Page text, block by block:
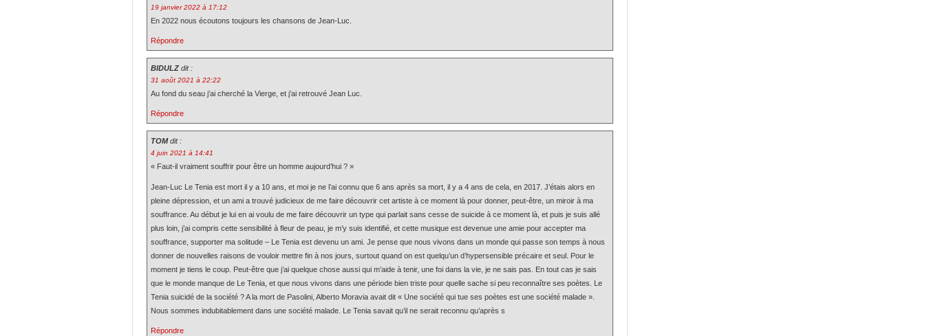
19 janvier 2022 à 17:12
En 2022 nous écoutons toujours les chansons de Jean-Luc.
Répondre
BIDULZ dit :
31 août 2021 à 22:22
Au fond du seau j’ai cherché la Vierge, et j’ai retrouvé Jean Luc.
Répondre
TOM dit :
4 juin 2021 à 14:41
« Faut-il vraiment souffrir pour être un homme aujourd’hui ? »
Jean-Luc Le Tenia est mort il y a 10 ans, et moi je ne l’ai connu que 6 ans après sa mort, il y a 4 ans de cela, en 2017. J’étais alors en
pleine dépression, et un ami a trouvé judicieux de me faire découvrir cet artiste à ce moment là pour donner, peut-être, un miroir à ma
souffrance. Au début je lui en ai voulu de me faire découvrir un type qui parlait sans cesse de suicide à ce moment là, et puis je suis allé
plus loin, j’ai compris cette sensibilité à fleur de peau, je m’y suis identifié, et cette musique est devenue une amie pour accepter ma
souffrance, supporter ma solitude – Le Tenia est devenu un ami. Je pense que nous vivons dans un monde qui passe son temps à nous
donner de nouvelles raisons de vouloir mettre fin à nos jours, surtout quand on est quelqu’un d’hypersensible précaire et seul. Pour le
moment je tiens le coup. Peut-être que j’ai quelque chose aussi qui m’aide à tenir, une foi dans la vie, je ne sais pas. En tout cas je sais
que le monde manque de Le Tenia, et que nous vivons dans une période bien triste pour quelle sache si peu reconnaître ses poètes. Le
Tenia suicidé de la société ? A la mort de Pasolini, Alberto Moravia avait dit « Une société qui tue ses poètes est une société malade ».
Nous sommes indubitablement dans une société malade. Le Tenia savait qu’il ne serait reconnu qu’après s
Répondre